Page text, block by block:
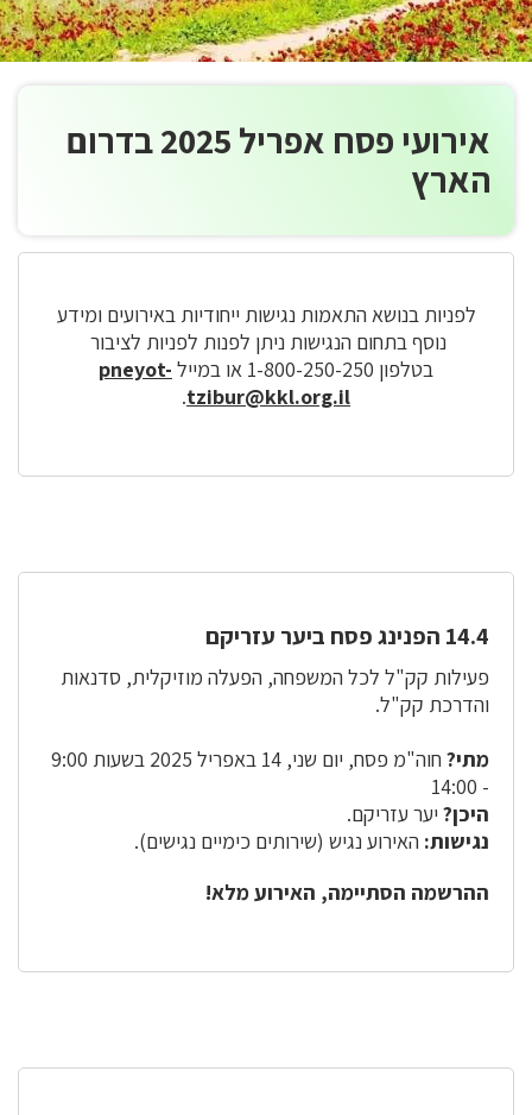
אירועי פסח אפריל 2025 בדרום
הארץ
לפניות בנושא התאמות נגישות ייחודיות באירועים ומידע
נוסף בתחום הנגישות ניתן לפנות לפניות לציבור
בטלפון 1-800-250-250 או במייל
pneyot-
tzibur@kkl.org.il
.
14.4 הפנינג פסח ביער עזריקם
פעילות קק"ל לכל המשפחה, הפעלה מוזיקלית, סדנאות
והדרכת קק"ל.
מתי?
חוה"מ פסח, יום שני, 14 באפריל 2025 בשעות 9:00
- 14:00
היכן? יער עזריקם.
נגישות: האירוע נגיש (שירותים כימיים נגישים).
ההרשמה הסתיימה, האירוע מלא!